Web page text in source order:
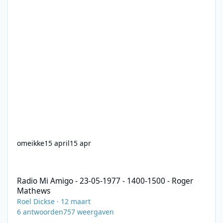
omeikke15 april15 apr
Radio Mi Amigo - 23-05-1977 - 1400-1500 - Roger
Mathews
Roel Dickse · 12 maart
6 antwoorden757 weergaven